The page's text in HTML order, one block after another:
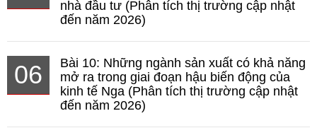
nhà đầu tư (Phân tích thị trường cập nhật
đến năm 2026)
06
Bài 10: Những ngành sản xuất có khả năng
mở ra trong giai đoạn hậu biến động của
kinh tế Nga (Phân tích thị trường cập nhật
đến năm 2026)